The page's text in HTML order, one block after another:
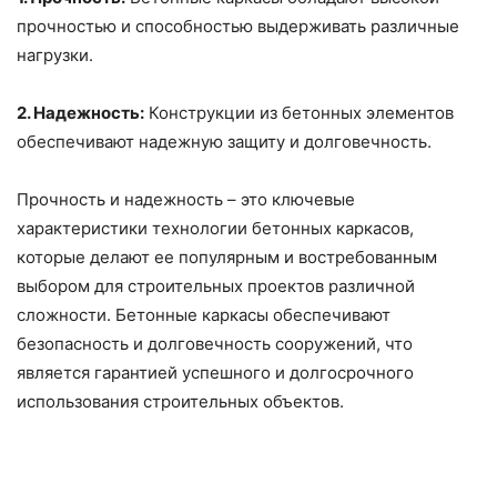
прочностью и способностью выдерживать различные
нагрузки.
2. Надежность: Конструкции из бетонных элементов
обеспечивают надежную защиту и долговечность.
Прочность и надежность – это ключевые
характеристики технологии бетонных каркасов,
которые делают ее популярным и востребованным
выбором для строительных проектов различной
сложности. Бетонные каркасы обеспечивают
безопасность и долговечность сооружений, что
является гарантией успешного и долгосрочного
использования строительных объектов.